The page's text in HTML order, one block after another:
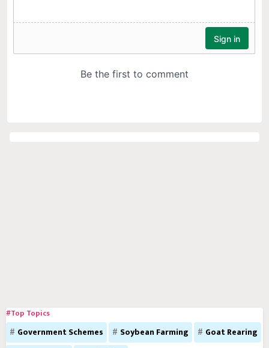
#Top Topics
Government Schemes Soybean Farming
Goat Rearing